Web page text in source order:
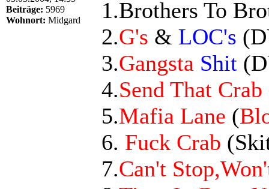
Beiträge: 5969
Wohnort: Midgard
1.Brothers To
2.G's & LOC's
3.Gangsta Shit
4.Send That
5.Mafia Lane (
6. Fuck Crab
7.Can't